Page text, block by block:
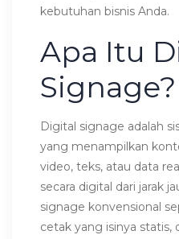
kebutuhan bisnis Anda.
Apa Itu
Signage?
Digital signage adalah
yang menampilkan
video, teks, atau data
secara digital dari jarak
signage konvensional
cetak yang isinya statis,